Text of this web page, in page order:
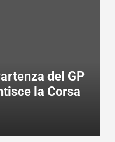
del GP
la Corsa